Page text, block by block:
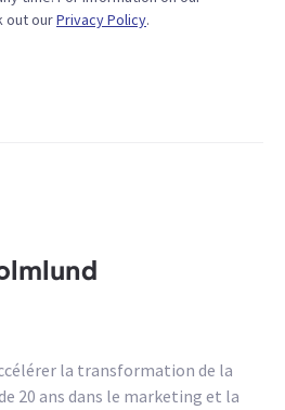
out ourPrivacy Policy.
la transformation de la
20 ans dans le marketing et la